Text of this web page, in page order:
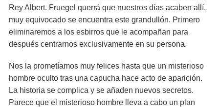
Rey Albert. Fruegel querrá que nuestros días acaben allí,
muy equivocado se encuentra este grandullón. Primero
eliminaremos a los esbirros que le acompañan para
después centrarnos exclusivamente en su persona.
Nos la prometíamos muy felices hasta que un misterioso
hombre oculto tras una capucha hace acto de aparición.
La historia se complica y se añaden nuevos secretos.
Parece que el misterioso hombre lleva a cabo un plan